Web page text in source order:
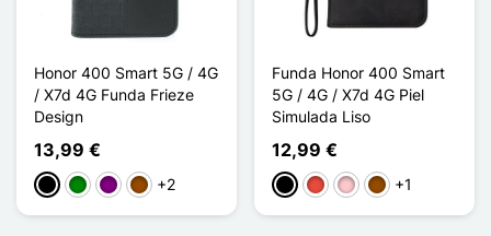
Honor 400 Smart 5G / 4G
/ X7d 4G Funda Frieze
Design
13,99 €
NegroVerdePúrpuraMarrón
+2
Funda Honor 400 Smart
5G / 4G / X7d 4G Piel
Simulada Liso
12,99 €
NegroRojoRosaMarrón
+1